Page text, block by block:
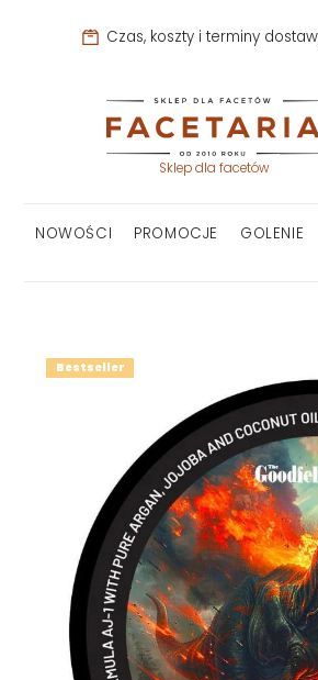
Czas, koszty i terminy
Sklep dla facetów
NOWOŚCI PROMOCJE GOLENIE
Bestseller